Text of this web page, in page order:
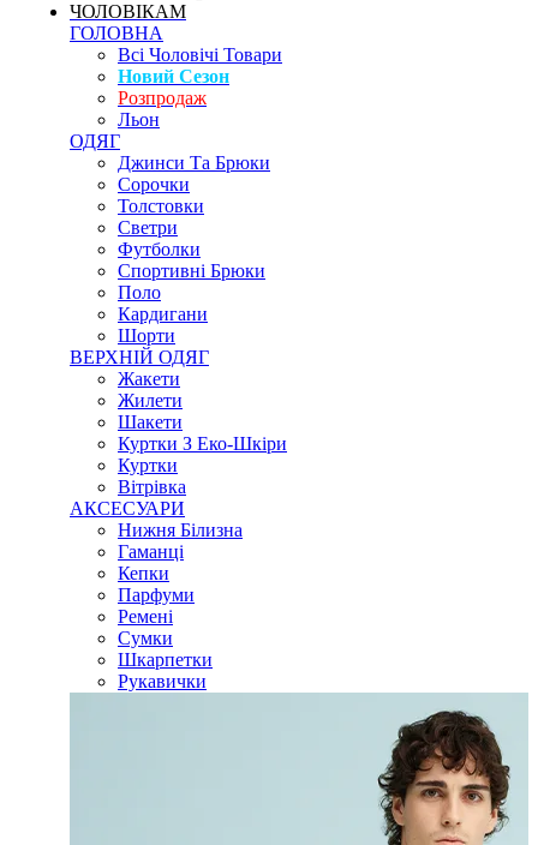
ЧОЛОВІКАМ
ГОЛОВНА
Всі Чоловічі Товари
Новий Сезон
Розпродаж
Льон
ОДЯГ
Джинси Та Брюки
Сорочки
Толстовки
Светри
Футболки
Спортивні Брюки
Поло
Кардигани
Шорти
ВЕРХНІЙ ОДЯГ
Жакети
Жилети
Шакети
Куртки З Еко-Шкіри
Куртки
Вітрівка
АКСЕСУАРИ
Нижня Білизна
Гаманці
Кепки
Парфуми
Ремені
Сумки
Шкарпетки
Рукавички